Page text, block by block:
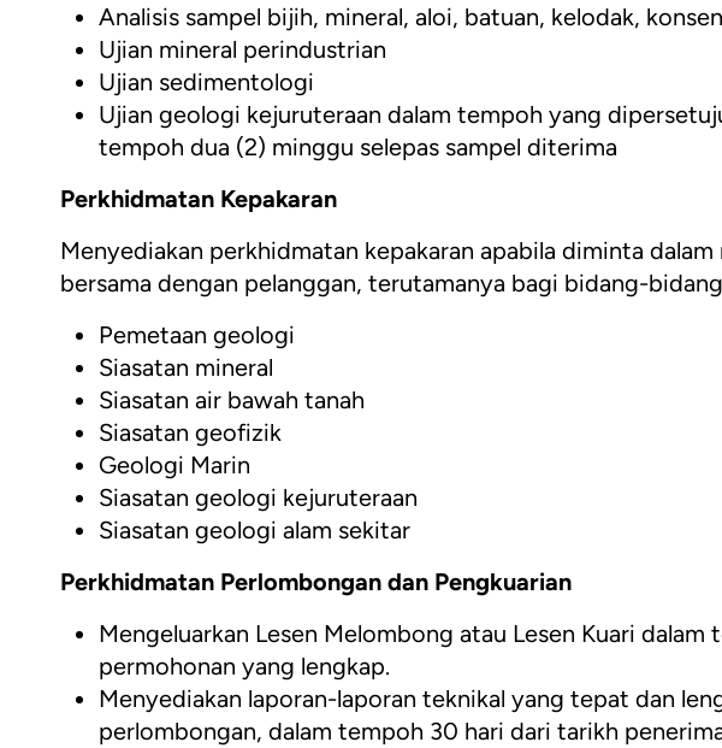
Analisis sampel bijih, mineral, aloi, batuan, kelodak,
Ujian mineral perindustrian
Ujian sedimentologi
Ujian geologi kejuruteraan dalam tempoh yang
tempoh dua (2) minggu selepas sampel diterima
Perkhidmatan Kepakaran
Menyediakan perkhidmatan kepakaran apabila diminta
bersama dengan pelanggan, terutamanya bagi bidang-
Pemetaan geologi
Siasatan mineral
Siasatan air bawah tanah
Siasatan geofizik
Geologi Marin
Siasatan geologi kejuruteraan
Siasatan geologi alam sekitar
Perkhidmatan Perlombongan dan Pengkuarian
Mengeluarkan Lesen Melombong atau Lesen Kuari
permohonan yang lengkap.
Menyediakan laporan-laporan teknikal yang tepat dan
perlombongan, dalam tempoh 30 hari dari tarikh